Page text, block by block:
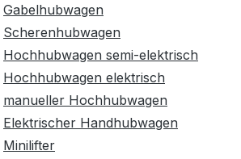
Gabelhubwagen
Scherenhubwagen
Hochhubwagen semi-elektrisch
Hochhubwagen elektrisch
manueller Hochhubwagen
Elektrischer Handhubwagen
Minilifter